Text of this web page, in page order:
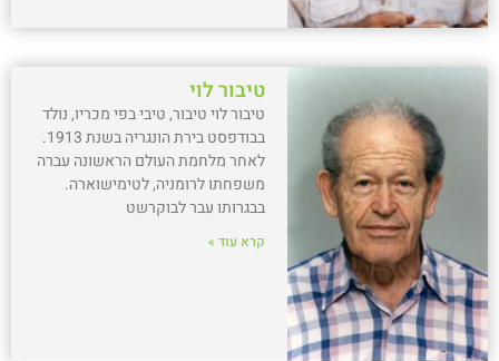
טיבור לוי
טיבור לוי טיבור, טיבי בפי מכריו, נולד
בבודפסט בירת הונגריה בשנת 1913.
לאחר מלחמת העולם הראשונה עברה
משפחתו לרומניה, לטימישוארה.
בבגרותו עבר לבוקרשט
קרא עוד »